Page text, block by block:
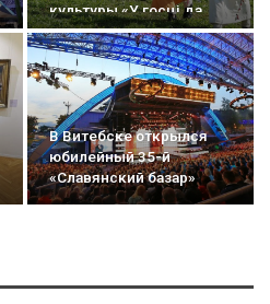
культуры «У госці да
радзімічаў»
В Витебске открылся
юбилейный 35-й
«Славянский базар»